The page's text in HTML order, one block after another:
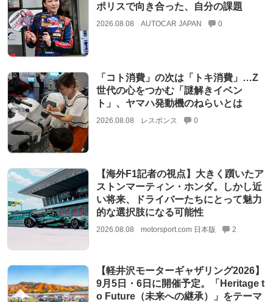
ポリスで向き合った、自分の課題
2026.08.08 AUTOCAR JAPAN 0
「コト消費」の次は「トキ消費」…Z
世代の心をつかむ「謎解きイベン
ト」、ヤマハ発動機のねらいとは
2026.08.08 レスポンス 0
【海外F1記者の視点】大きく躓いたア
ストンマーティン・ホンダ。しかし近
い将来、ドライバーたちにとって魅力
的な選択肢になる可能性
2026.08.08 motorsport.com 日本版 2
【軽井沢モーターギャザリング2026】
9月5日・6日に開催予定。「Heritage t
o Future（未来への継承）」をテーマ